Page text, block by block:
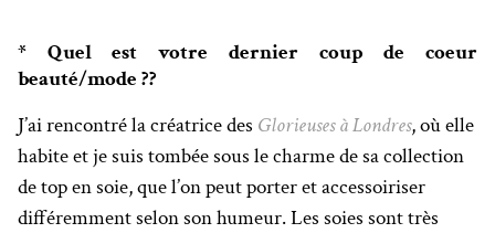
* Quel est votre dernier coup de coeur
beauté/mode ??
J’ai rencontré la créatrice des Glorieuses à Londres, où elle
habite et je suis tombée sous le charme de sa collection
de top en soie, que l’on peut porter et accessoiriser
différemment selon son humeur. Les soies sont très